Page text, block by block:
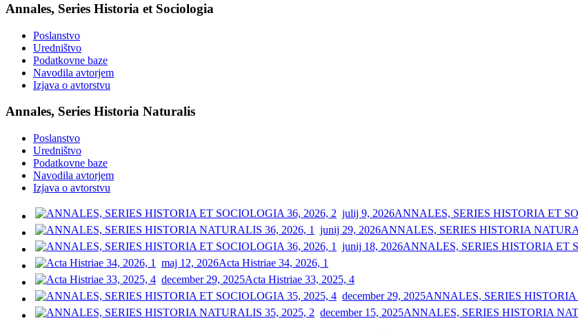
Annales, Series Historia et Sociologia
Poslanstvo
Uredništvo
Podatkovne baze
Navodila avtorjem
Izjava o avtorstvu
Annales, Series Historia Naturalis
Poslanstvo
Uredništvo
Podatkovne baze
Navodila avtorjem
Izjava o avtorstvu
julij 9, 2026ANNALES, SERIES HISTORIA ET
junij 29, 2026ANNALES, SERIES HISTORIA
junij 18, 2026ANNALES, SERIES HISTORIA ET
maj 12, 2026Acta Histriae 34, 2026, 1
december 29, 2025Acta Histriae 33, 2025, 4
december 29, 2025ANNALES, SERIES
december 15, 2025ANNALES, SERIES HISTORIA